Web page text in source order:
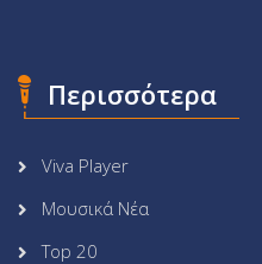
Περισσότερα
Viva Player
Μουσικά Νέα
Top 20